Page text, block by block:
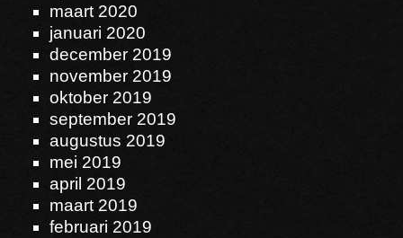
maart 2020
januari 2020
december 2019
november 2019
oktober 2019
september 2019
augustus 2019
mei 2019
april 2019
maart 2019
februari 2019